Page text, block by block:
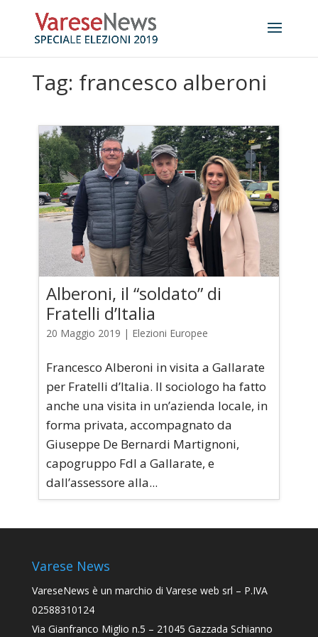
Tag: francesco alberoni
Alberoni, il “soldato” di
Fratelli d’Italia
20 Maggio 2019 | Elezioni Europee
Francesco Alberoni in visita a Gallarate
per Fratelli d’Italia. Il sociologo ha fatto
anche una visita in un’azienda locale, in
forma privata, accompagnato da
Giuseppe De Bernardi Martignoni,
capogruppo FdI a Gallarate, e
dall’assessore alla...
Varese News
VareseNews è un marchio di Varese web srl – P.IVA
02588310124
Via Gianfranco Miglio n.5 – 21045 Gazzada Schianno